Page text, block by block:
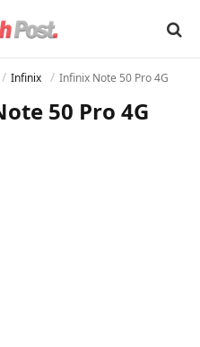
Infinix Infinix Note 50 Pro 4G
50 Pro 4G